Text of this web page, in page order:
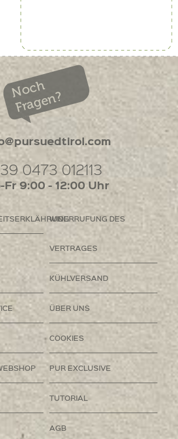
Noch
Fragen?
0473 012113
Fr 9:00 - 12:00 Uhr
WIDERRUFUNG DES
VERTRAGES
KÜHLVERSAND
ÜBER UNS
COOKIES
PUR EXCLUSIVE
TUTORIAL
AGB